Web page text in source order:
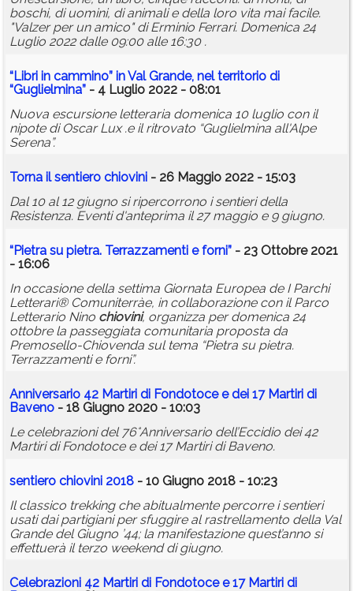
boschi, di uomini, di animali e della loro vita mai facile.
"Valzer per un amico" di Erminio Ferrari. Domenica 24
Luglio 2022 dalle 09:00 alle 16:30 .
“Libri in cammino” in Val Grande, nel territorio di
“Guglielmina” - 4 Luglio 2022 - 08:01
Nuova escursione letteraria domenica 10 luglio con il
nipote di Oscar Lux .e il ritrovato “Guglielmina all'Alpe
Serena”.
Torna ilsentiero chiovini - 26 Maggio 2022 - 15:03
Dal 10 al 12 giugno si ripercorrono i sentieri della
Resistenza. Eventi d'anteprima il 27 maggio e 9 giugno.
“Pietra su pietra. Terrazzamenti e forni” - 23 Ottobre 2021
- 16:06
In occasione della settima Giornata Europea de I Parchi
Letterari® Comuniterràe, in collaborazione con il Parco
Letterario Nino chiovini, organizza per domenica 24
ottobre la passeggiata comunitaria proposta da
Premosello-Chiovenda sul tema “Pietra su pietra.
Terrazzamenti e forni”.
Anniversario 42 Martiri di Fondotoce e dei 17 Martiri di
Baveno - 18 Giugno 2020 - 10:03
Le celebrazioni del 76°Anniversario dell’Eccidio dei 42
Martiri di Fondotoce e dei 17 Martiri di Baveno.
sentiero chiovini 2018 - 10 Giugno 2018 - 10:23
Il classico trekking che abitualmente percorre i sentieri
usati dai partigiani per sfuggire al rastrellamento della Val
Grande del Giugno ’44; la manifestazione quest’anno si
effettuerà il terzo weekend di giugno.
Celebrazioni 42 Martiri di Fondotoce e 17 Martiri di